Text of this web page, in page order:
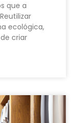
que a
ecológica,
criar